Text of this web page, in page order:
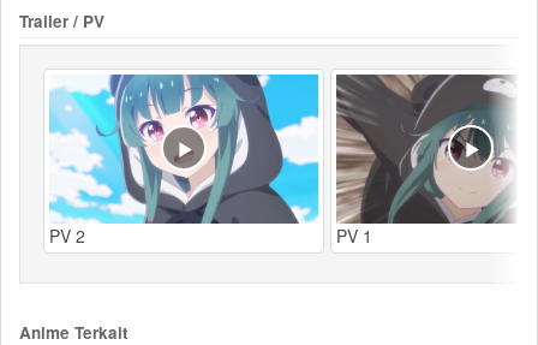
Trailer / PV
PV 2 PV 1
Anime Terkait